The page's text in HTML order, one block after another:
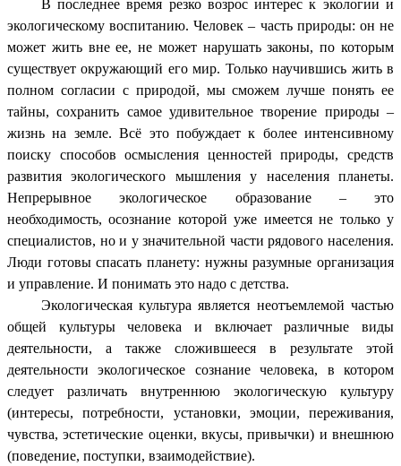
В последнее время резко возрос интерес к экологии и
экологическому воспитанию. Человек – часть природы: он не
может жить вне ее, не может нарушать законы, по которым
существует окружающий его мир. Только научившись жить в
полном согласии с природой, мы сможем лучше понять ее
тайны, сохранить самое удивительное творение природы –
жизнь на земле. Всё это побуждает к более интенсивному
поиску способов осмысления ценностей природы, средств
развития экологического мышления у населения планеты.
Непрерывное экологическое образование – это
необходимость, осознание которой уже имеется не только у
специалистов, но и у значительной части рядового населения.
Люди готовы спасать планету: нужны разумные организация
и управление. И понимать это надо с детства.
Экологическая культура является неотъемлемой частью
общей культуры человека и включает различные виды
деятельности, а также сложившееся в результате этой
деятельности экологическое сознание человека, в котором
следует различать внутреннюю экологическую культуру
(интересы, потребности, установки, эмоции, переживания,
чувства, эстетические оценки, вкусы, привычки) и внешнюю
(поведение, поступки, взаимодействие).